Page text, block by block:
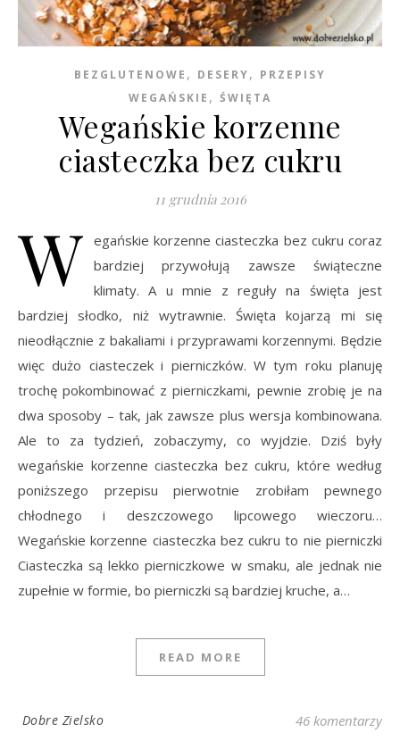
BEZGLUTENOWE , DESERY, PRZEPISY
WEGAŃSKIE , ŚWIĘTA
Wegańskie korzenne
ciasteczka bez cukru
11 grudnia 2016
W egańskie korzenne ciasteczka bez cukru coraz
bardziej przywołują zawsze świąteczne
klimaty. A u mnie z reguły na święta jest
bardziej słodko, niż wytrawnie. Święta kojarzą mi się
nieodłącznie z bakaliami i przyprawami korzennymi. Będzie
więc dużo ciasteczek i pierniczków. W tym roku planuję
trochę pokombinować z pierniczkami, pewnie zrobię je na
dwa sposoby – tak, jak zawsze plus wersja kombinowana.
Ale to za tydzień, zobaczymy, co wyjdzie. Dziś były
wegańskie korzenne ciasteczka bez cukru, które według
poniższego przepisu pierwotnie zrobiłam pewnego
chłodnego i deszczowego lipcowego wieczoru…
Wegańskie korzenne ciasteczka bez cukru to nie pierniczki
Ciasteczka są lekko pierniczkowe w smaku, ale jednak nie
zupełnie w formie, bo pierniczki są bardziej kruche, a…
READ MORE
Dobre Zielsko 46 komentarzy